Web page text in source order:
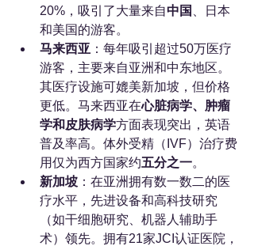
20%，吸引了大量来自中国
、日本
和美国的游客。
马来西亚 ：每年吸引超过50万医疗
游客，主要来自亚洲和中东地区。
其医疗设施可媲美新加坡，但价格
更低。马来西亚在心脏病学、肿瘤
学和皮肤病学方面表现突出，英语
普及率高。体外受精（IVF）治疗费
用仅为西方国家约五分之一。
新加坡 ：在亚洲拥有数一数二的医
疗水平，先进设备和高科技研究
（如干细胞研究、机器人辅助手
术）领先。拥有21家JCI认证医院，